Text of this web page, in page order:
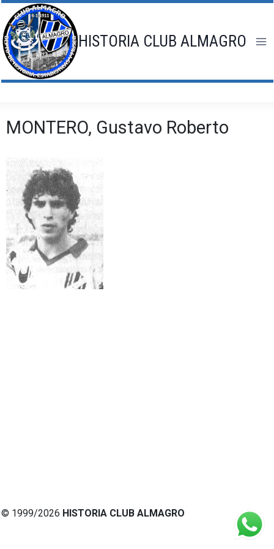
Saltar
al
contenido
HISTORIA CLUB ALMAGRO
MONTERO, Gustavo Roberto
© 1999/2026 HISTORIA CLUB ALMAGRO